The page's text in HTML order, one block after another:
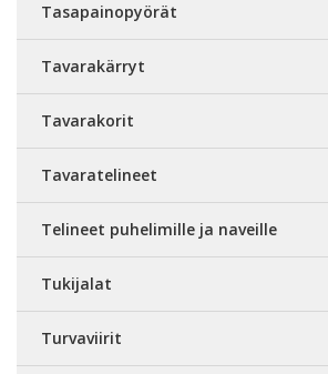
Tasapainopyörät
Tavarakärryt
Tavarakorit
Tavaratelineet
Telineet puhelimille ja naveille
Tukijalat
Turvaviirit